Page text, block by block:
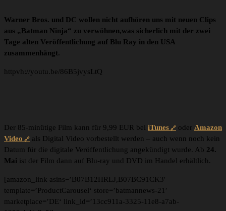
Warner Bros. und DC wollen nicht aufhören uns mit neuen Clips
aus „Batman Ninja“ zu verwöhnen,was sicherlich mit der zwei
Tage alten Veröffentlichung auf Blu Ray in den USA
zusammenhängt.
httpvh://youtu.be/86B5jvysLtQ
Der 85-minütige Film kann für 9,99 EUR bei iTunes oder Amazon
Video
als Digital Video vorbestellt werden – auch wenn noch kein
Datum für die digitale Veröffentlichung angekündigt wurde. Ab 24.
Mai ist der Film dann auf Blu-ray und DVD im Handel erhältlich.
[amazon_link asins=’B07B12HRLJ,B07BC91CK3′
template=’ProductCarousel‘ store=’batmannews-21′
marketplace=’DE‘ link_id=’13cc911a-3325-11e8-a7ab-